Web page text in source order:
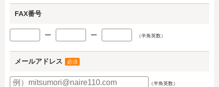
FAX番号
ー ー （半角英数）
メールアドレス 必須
（半角英数）